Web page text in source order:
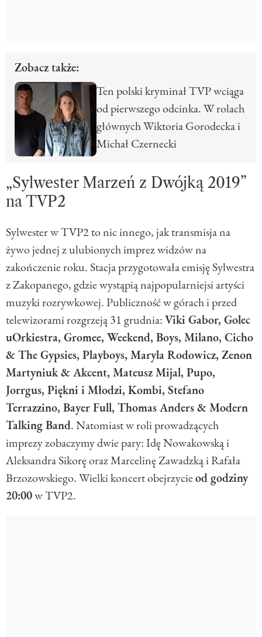
Zobacz także:
Ten polski kryminał TVP wciąga
od pierwszego odcinka. W rolach
głównych Wiktoria Gorodecka i
Michał Czernecki
„Sylwester Marzeń z Dwójką 2019”
na TVP2
Sylwester w TVP2 to nic innego, jak transmisja na
żywo jednej z ulubionych imprez widzów na
zakończenie roku. Stacja przygotowała emisję Sylwestra
z Zakopanego, gdzie wystąpią najpopularniejsi artyści
muzyki rozrywkowej. Publiczność w górach i przed
telewizorami rozgrzeją 31 grudnia:Viki Gabor, Golec
uOrkiestra, Gromee, Weekend, Boys, Milano, Cicho
& The Gypsies, Playboys, Maryla Rodowicz, Zenon
Martyniuk & Akcent, Mateusz Mijal, Pupo,
Jorrgus, Piękni i Młodzi, Kombi, Stefano
Terrazzino, Bayer Full, Thomas Anders & Modern
Talking Band. Natomiast w roli prowadzących
imprezy zobaczymy dwie pary: Idę Nowakowską i
Aleksandra Sikorę oraz Marcelinę Zawadzką i Rafała
Brzozowskiego. Wielki koncert obejrzycieod godziny
20:00w TVP2.